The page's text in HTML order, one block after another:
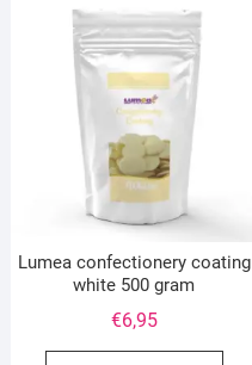
Lumea confectionery coating
white 500 gram
€6,95